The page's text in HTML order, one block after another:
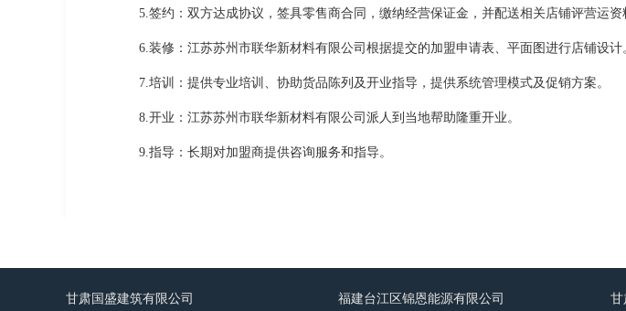
5.签约：双方达成协议，签具零售商合同，缴纳经营保证金，并配送相关店铺评营运资
6.装修：江苏苏州市联华新材料有限公司根据提交的加盟申请表、平面图进行店铺设计
7.培训：提供专业培训、协助货品陈列及开业指导，提供系统管理模式及促销方案。
8.开业：江苏苏州市联华新材料有限公司派人到当地帮助隆重开业。
9.指导：长期对加盟商提供咨询服务和指导。
甘肃国盛建筑有限公司 福建台江区锦恩能源有限公司 甘